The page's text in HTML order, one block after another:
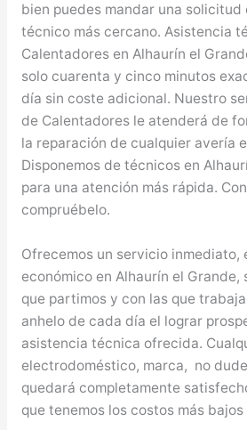
bien puedes mandar una solicitud
técnico más cercano. Asistencia
Calentadores en Alhaurín el
solo cuarenta y cinco minutos
día sin coste adicional. Nuestro
de Calentadores le atenderá de
la reparación de cualquier avería
Disponemos de técnicos en
para una atención más rápida.
compruébelo.
Ofrecemos un servicio inmediato,
económico en Alhaurín el Grande,
que partimos y con las que
anhelo de cada día el lograr
asistencia técnica ofrecida.
electrodoméstico, marca, no
quedará completamente
que tenemos los costos más